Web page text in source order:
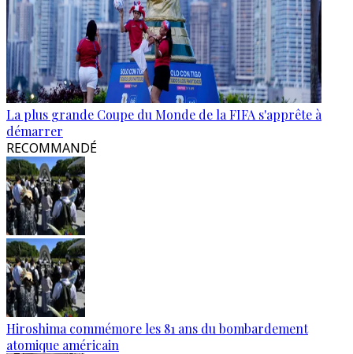
La plus grande Coupe du Monde de la FIFA s'apprête à
démarrer
RECOMMANDÉ
Hiroshima commémore les 81 ans du bombardement
atomique américain